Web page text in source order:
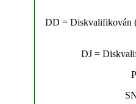
DD = Diskvalifikován
DJ =